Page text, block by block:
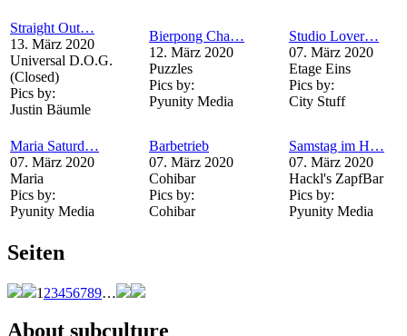
Straight Out…
13. März 2020
Universal D.O.G.
(Closed)
Pics by:
Justin Bäumle
Bierpong Cha…
12. März 2020
Puzzles
Pics by:
Pyunity Media
Studio Lover…
07. März 2020
Etage Eins
Pics by:
City Stuff
Maria Saturd…
07. März 2020
Maria
Pics by:
Pyunity Media
Barbetrieb
07. März 2020
Cohibar
Pics by:
Cohibar
Samstag im H…
07. März 2020
Hackl's ZapfBar
Pics by:
Pyunity Media
Seiten
1 23456789…
About subculture